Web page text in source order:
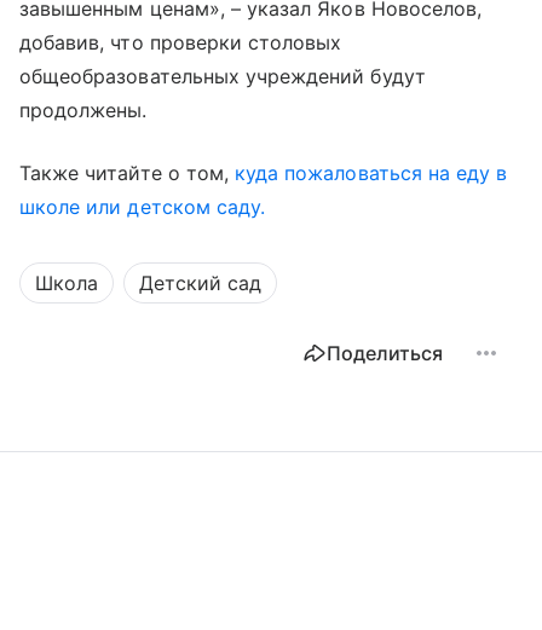
завышенным ценам», –указал Яков Новоселов,
добавив, что проверки столовых
общеобразовательных учреждений будут
продолжены.
Также читайте о том, куда пожаловаться на еду в
школе или детском саду.
Школа Детский сад
Поделиться